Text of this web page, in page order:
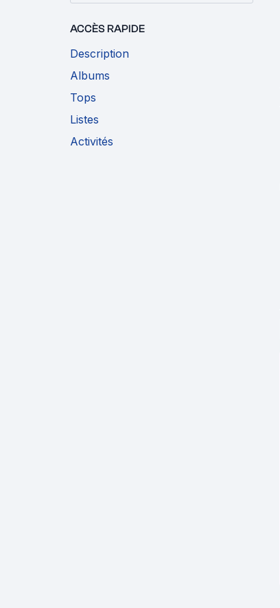
ACCÈS RAPIDE
Description
Albums
Tops
Listes
Activités